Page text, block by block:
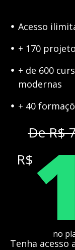
Acesso
+ 170
+ de 600
modernas
+ 40
De R$
R$
no
Tenha acesso